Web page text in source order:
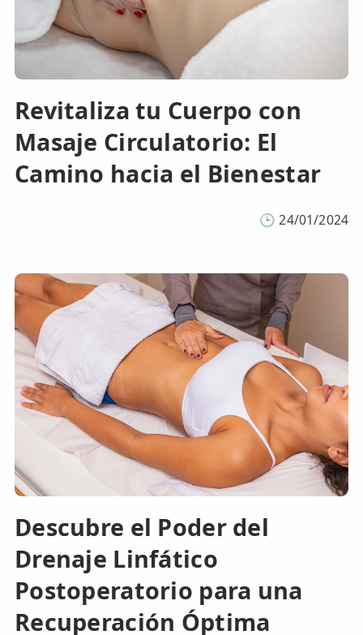
Revitaliza tu Cuerpo con
Masaje Circulatorio: El
Camino hacia el Bienestar
🕒 24/01/2024
Descubre el Poder del
Drenaje Linfático
Postoperatorio para una
Recuperación Óptima